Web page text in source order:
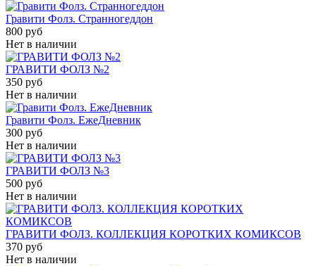
Гравити Фолз. Странногеддон
800 руб
Нет в наличии
ГРАВИТИ ФОЛЗ №2
350 руб
Нет в наличии
Гравити Фолз. ЕжеДневник
300 руб
Нет в наличии
ГРАВИТИ ФОЛЗ №3
500 руб
Нет в наличии
ГРАВИТИ ФОЛЗ. КОЛЛЕКЦИЯ КОРОТКИХ КОМИКСОВ
370 руб
Нет в наличии